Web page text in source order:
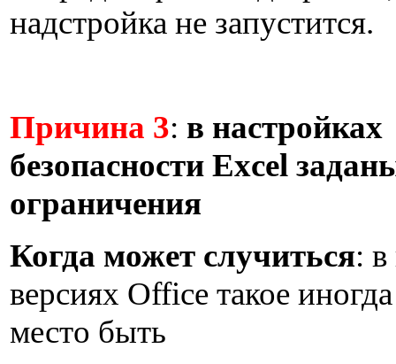
надстройка не запустится.
Причина 3: в настройках
безопасности Excel
ограничения
Когда может случиться:
версиях Office такое
место быть